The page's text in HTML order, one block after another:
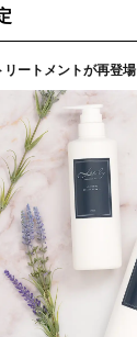
リートメントが再登場